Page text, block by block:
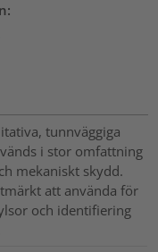
tunnväggiga
i stor omfattning
mekaniskt skydd.
att använda för
och identifiering